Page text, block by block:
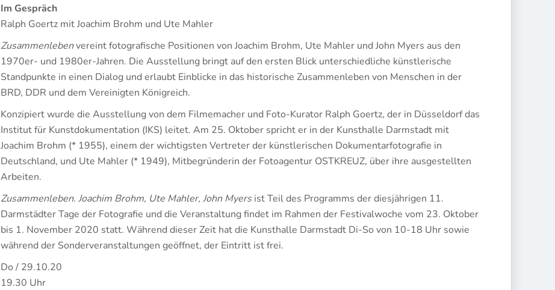
Im Gespräch
Ralph Goertz mit Joachim Brohm und Ute Mahler
Zusammenlebenvereint fotografische Positionen von Joachim Brohm, Ute Mahler und John Myers aus den
1970er- und 1980er-Jahren. Die Ausstellung bringt auf den ersten Blick unterschiedliche künstlerische
Standpunkte in einen Dialog und erlaubt Einblicke in das historische Zusammenleben von Menschen in der
BRD, DDR und dem Vereinigten Königreich.
Konzipiert wurde die Ausstellung von dem Filmemacher und Foto-Kurator Ralph Goertz, der in Düsseldorf das
Institut für Kunstdokumentation (IKS) leitet. Am 25. Oktober spricht er in der Kunsthalle Darmstadt mit
Joachim Brohm (* 1955), einem der wichtigsten Vertreter der künstlerischen Dokumentarfotografie in
Deutschland, und Ute Mahler (* 1949), Mitbegründerin der Fotoagentur OSTKREUZ, über ihre ausgestellten
Arbeiten.
Zusammenleben. Joachim Brohm, Ute Mahler, John Myersist Teil des Programms der diesjährigen 11.
Darmstädter Tage der Fotografie und die Veranstaltung findet im Rahmen der Festivalwoche vom 23. Oktober
bis 1. November 2020 statt. Während dieser Zeit hat die Kunsthalle Darmstadt Di-So von 10-18 Uhr sowie
während der Sonderveranstaltungen geöffnet, der Eintritt ist frei.
Do / 29.10.20
19.30 Uhr